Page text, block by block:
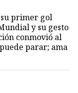
primer gol
y su gesto
conmovió al
parar; ama